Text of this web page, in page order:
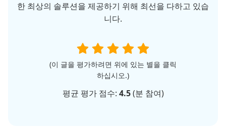
한 최상의 솔루션을 제공하기 위해 최선을 다하고 있습
니다.
(이 글을 평가하려면 위에 있는 별을 클릭
하십시오.)
평균 평가 점수: 4.5(분 참여)